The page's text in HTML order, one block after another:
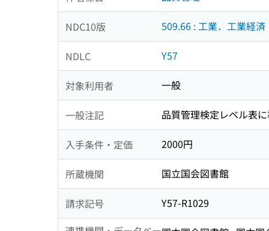
NDC10版 509.66 : 工業．工業経済
NDLC Y57
対象利用者 一般
一般注記 品質管理検定レベル表
入手条件・定価 2000円
所蔵機関 国立国会図書館
請求記号
Y57-R1029